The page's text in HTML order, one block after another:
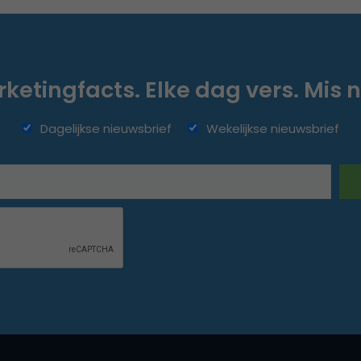
Elke dag vers. Mis
Dagelijkse nieuwsbrief Wekelijkse nieuwsbrief